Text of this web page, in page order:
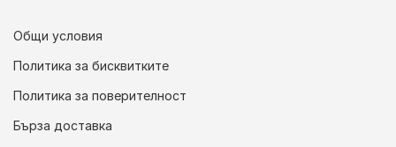
Общи условия
Политика за бисквитките
Политика за поверителност
Бърза доставка